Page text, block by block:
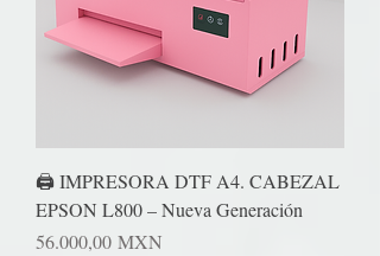
🖨️ IMPRESORA DTF A4. CABEZAL
EPSON L800 – Nueva Generación
Precio
56.000,00 MXN